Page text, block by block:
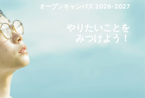
オープンキャンパス 2026-2027
やりたいことを
みつけよう！